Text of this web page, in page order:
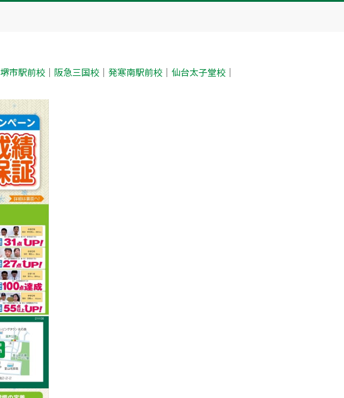
堺市駅前校 ｜ 阪急三国校 ｜ 発寒南駅前校 ｜ 仙台太子堂校 ｜